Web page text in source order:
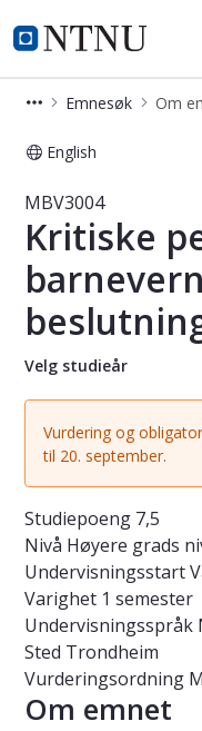
NTNU Hjemmeside
Studier
Emnesøk Om
English
Emne -
MBV3004
Kritiske
Velg studieår
Vurdering og
til 20. september.
Studiepoeng 7,5
Nivå Høyere grads
Undervisningsstart
Varighet 1 semester
Undervisningsspråk
Sted Trondheim
Vurderingsordning
Om emnet